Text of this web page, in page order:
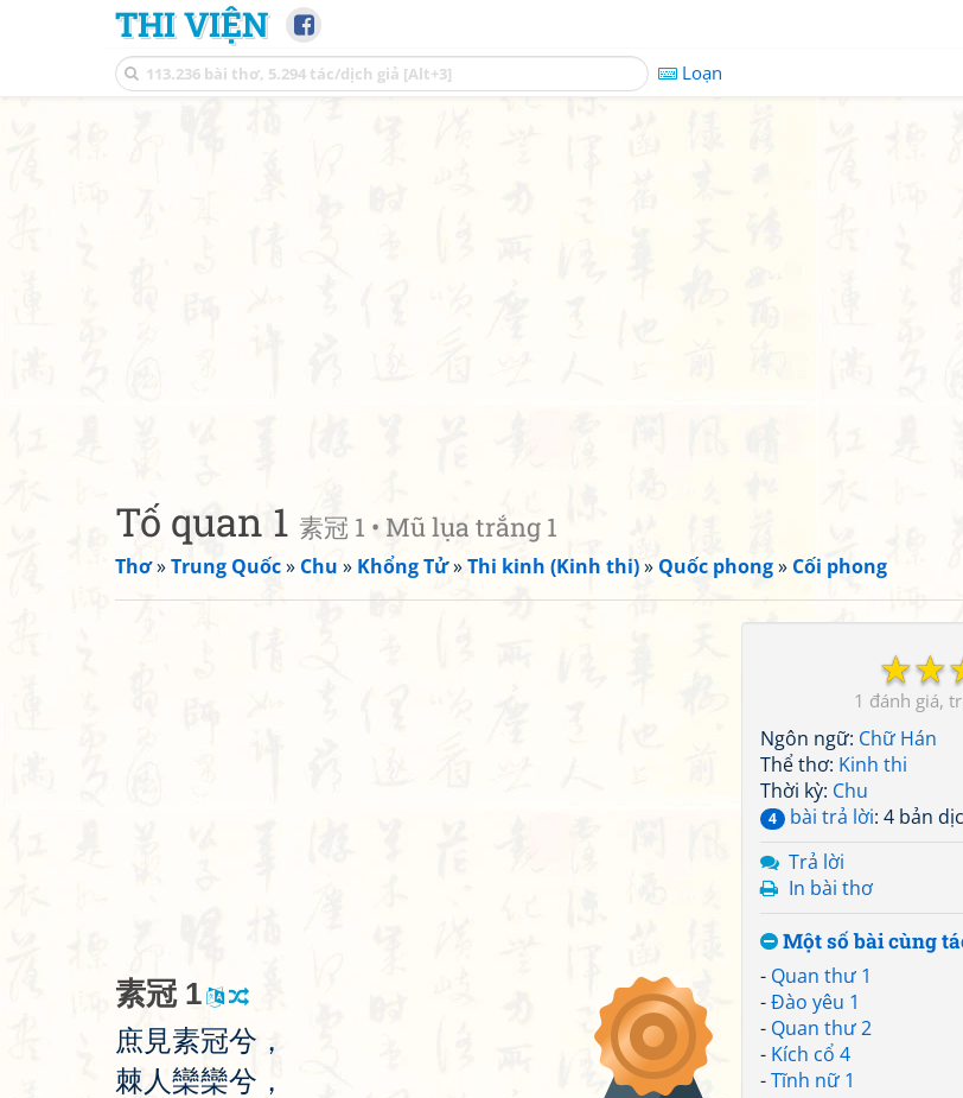
THI VIỆN
Loạn
Tố quan 1 素冠 1 • Mũ lụa trắng 1
Thơ»Trung Quốc» Chu » Khổng Tử»Thi kinh (Kinh thi)» Quốc phong» Cối phong
☆
☆
1
Ngôn ngữ: Chữ Hán
Thể thơ: Kinh thi
Thời kỳ: Chu
4 bài trả lời: 4 bản
Trả lời
In bài thơ
Một số bài cùng
- Quan thư 1
-Đào yêu 1
- Quan thư 2
- Kích cổ 4
-Tĩnh nữ 1
素冠1
庶 見素冠兮 ，
棘 人欒欒兮 ，